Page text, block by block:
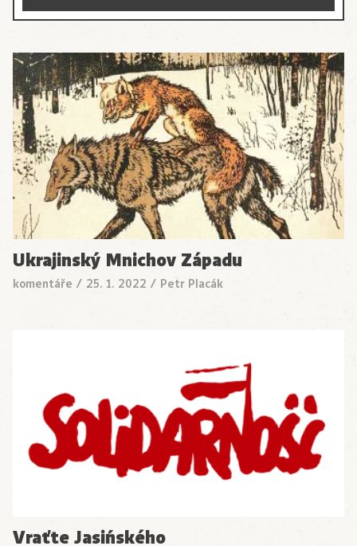
Ukrajinský Mnichov Západu
komentáře / 25. 1. 2022 / Petr Placák
Vraťte Jasińského